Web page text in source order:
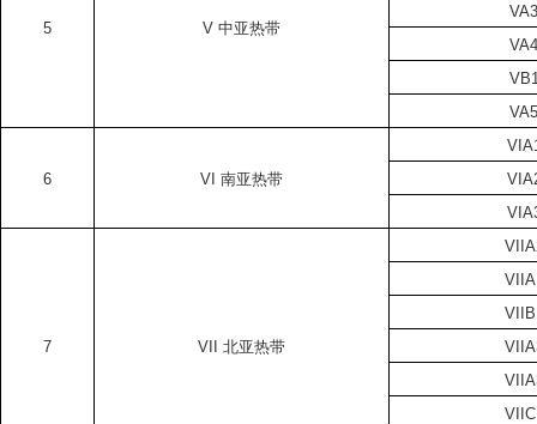
5 V 中亚热带
6 VI 南亚热带
7 VII 北亚热带